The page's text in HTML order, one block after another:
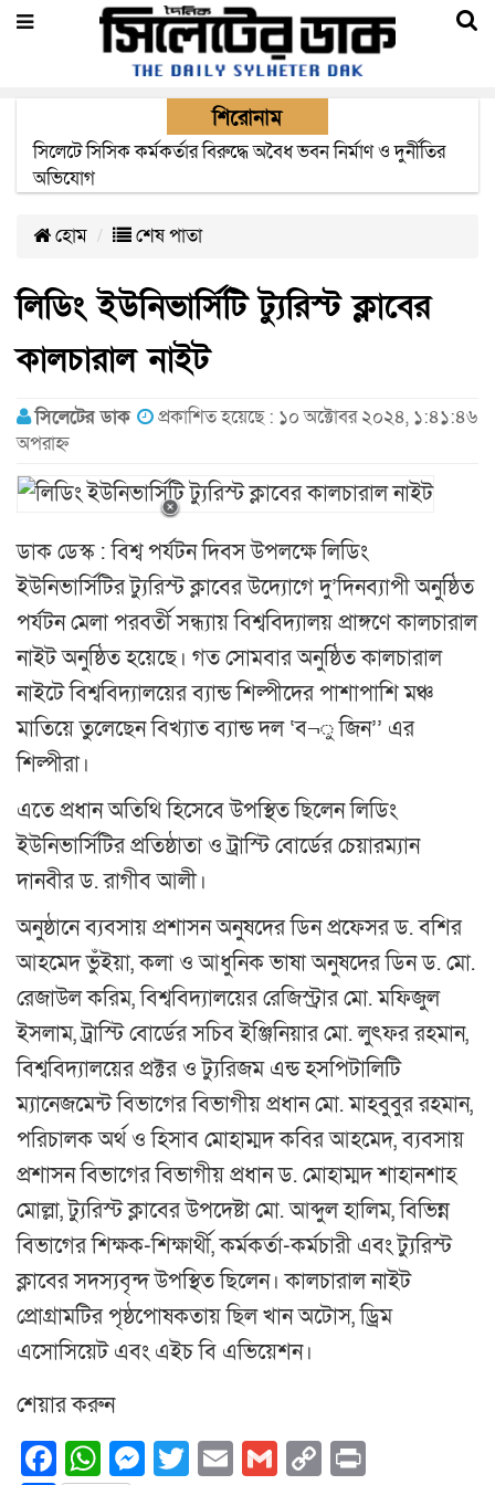
শিরোনাম
২২ ঘণ্টা পর ত্রুটি সেরে জেদ্দার উদ্দেশ্যে ছাড়লো বিমানের ফ্লাইট
হোম শেষ পাতা
লিডিং ইউনিভার্সিটি ট্যুরিস্ট ক্লাবের
কালচারাল নাইট
সিলেটের ডাক
প্রকাশিত হয়েছে : ১০ অক্টোবর ২০২৪, ১:৪১:৪৬
অপরাহ্ন
ডাক ডেস্ক : বিশ্ব পর্যটন দিবস উপলক্ষে লিডিং
ইউনিভার্সিটির ট্যুরিস্ট ক্লাবের উদ্যোগে দু’দিনব্যাপী অনুষ্ঠিত
পর্যটন মেলা পরবর্তী সন্ধ্যায় বিশ্ববিদ্যালয় প্রাঙ্গণে কালচারাল
নাইট অনুষ্ঠিত হয়েছে। গত সোমবার অনুষ্ঠিত কালচারাল
নাইটে বিশ্ববিদ্যালয়ের ব্যান্ড শিল্পীদের পাশাপাশি মঞ্চ
মাতিয়ে তুলেছেন বিখ্যাত ব্যান্ড দল ‘ব¬ু জিন’’ এর
শিল্পীরা।
এতে প্রধান অতিথি হিসেবে উপস্থিত ছিলেন লিডিং
ইউনিভার্সিটির প্রতিষ্ঠাতা ও ট্রাস্টি বোর্ডের চেয়ারম্যান
দানবীর ড. রাগীব আলী।
অনুষ্ঠানে ব্যবসায় প্রশাসন অনুষদের ডিন প্রফেসর ড. বশির
আহমেদ ভুঁইয়া, কলা ও আধুনিক ভাষা অনুষদের ডিন ড. মো.
রেজাউল করিম, বিশ্ববিদ্যালয়ের রেজিস্ট্রার মো. মফিজুল
ইসলাম, ট্রাস্টি বোর্ডের সচিব ইঞ্জিনিয়ার মো. লুৎফর রহমান,
বিশ্ববিদ্যালয়ের প্রক্টর ও ট্যুরিজম এন্ড হসপিটালিটি
ম্যানেজমেন্ট বিভাগের বিভাগীয় প্রধান মো. মাহবুবুর রহমান,
পরিচালক অর্থ ও হিসাব মোহাম্মদ কবির আহমেদ, ব্যবসায়
প্রশাসন বিভাগের বিভাগীয় প্রধান ড. মোহাম্মদ শাহানশাহ
মোল্লা, ট্যুরিস্ট ক্লাবের উপদেষ্টা মো. আব্দুল হালিম, বিভিন্ন
বিভাগের শিক্ষক-শিক্ষার্থী, কর্মকর্তা-কর্মচারী এবং ট্যুরিস্ট
ক্লাবের সদস্যবৃন্দ উপস্থিত ছিলেন। কালচারাল নাইট
প্রোগ্রামটির পৃষ্ঠপোষকতায় ছিল খান অটোস, ড্রিম
এসোসিয়েট এবং এইচ বি এভিয়েশন।
শেয়ার করুন
Facebook
WhatsApp
Messenger
Twitter
EmailGmail
Copy